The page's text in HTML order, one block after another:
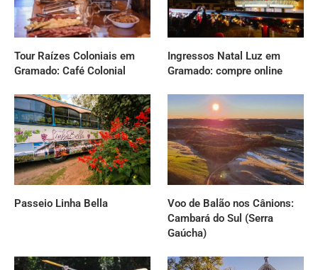
Tour Raízes Coloniais em
Gramado: Café Colonial
Ingressos Natal Luz em
Gramado: compre online
Passeio Linha Bella
Voo de Balão nos Cânions:
Cambará do Sul (Serra
Gaúcha)